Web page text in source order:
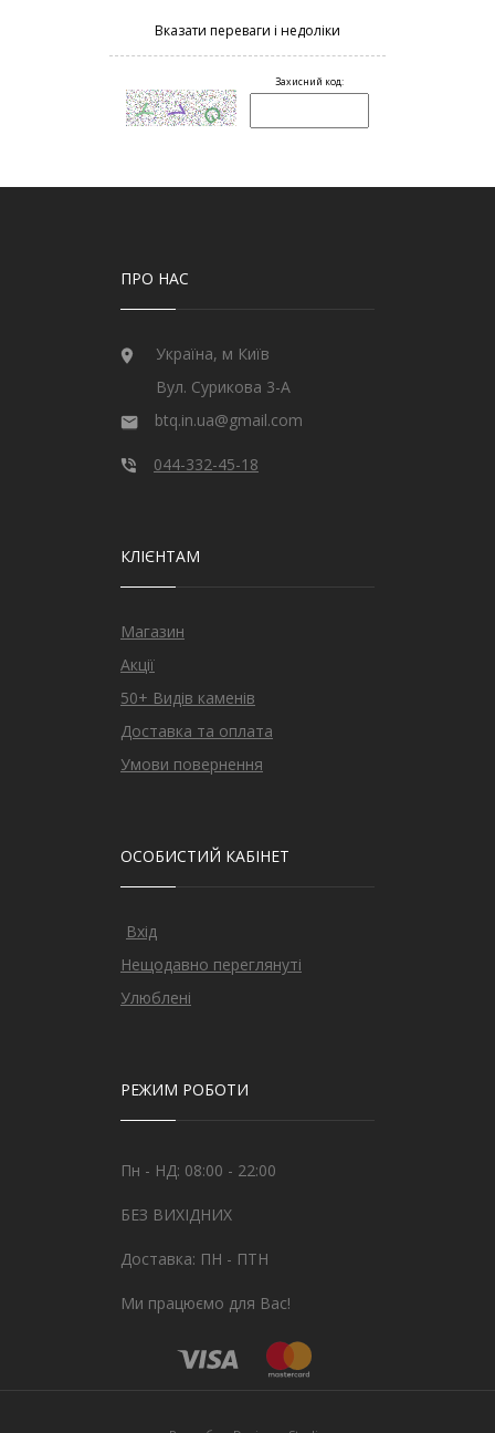
ПРО НАС
Україна, м Київ
Вул. Сурикова 3-А
btq.in.ua@gmail.com
044-332-45-18
КЛІЄНТАМ
Магазин
Акції
50+ Видів каменів
Доставка та оплата
Умови повернення
ОСОБИСТИЙ КАБІНЕТ
Вхід
Нещодавно переглянуті
Улюблені
РЕЖИМ РОБОТИ
Пн - НД: 08:00 - 22:00
БЕЗ ВИХІДНИХ
Доставка: ПН - ПТН
Ми працюємо для Вас!